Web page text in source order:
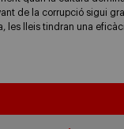
de la corrupció sigui
les lleis tindran una